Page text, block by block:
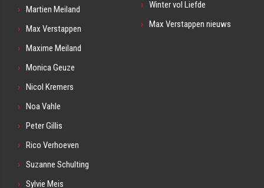
Martien Meiland
Max Verstappen
Maxime Meiland
Monica Geuze
Nicol Kremers
Noa Vahle
Peter Gillis
Rico Verhoeven
Suzanne Schulting
Sylvie Meis
Winter vol Liefde
Max Verstappen nieuws